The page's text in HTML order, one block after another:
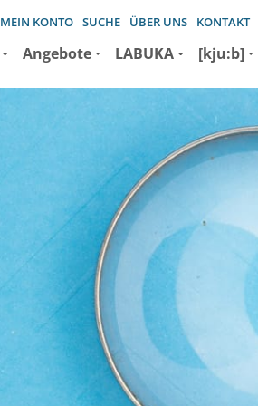
MEIN KONTO SUCHE ÜBER UNS KONTAKT
Angebote LABUKA [kju:b]